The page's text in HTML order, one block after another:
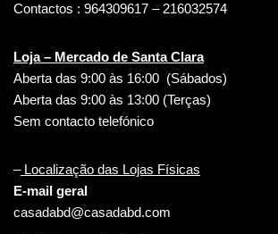
Contactos : 964309617 – 216032574
Loja – Mercado de Santa Clara
Aberta das 9:00 às 16:00 (Sábados)
Aberta das 9:00 às 13:00 (Terças)
Sem contacto telefónico
–Localização das Lojas Físicas
E-mail geral
casadabd@casadabd.com